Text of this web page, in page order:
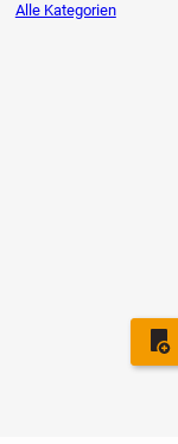
Alle Kategorien